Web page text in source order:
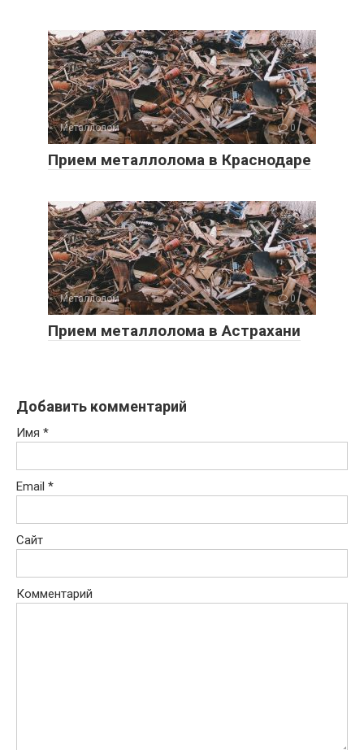
Металлолом 0
Прием металлолома в Краснодаре
Металлолом 0
Прием металлолома в Астрахани
Добавить комментарий
Имя *
Email *
Сайт
Комментарий